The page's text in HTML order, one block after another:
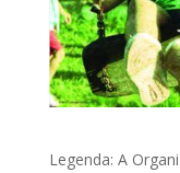
Legenda: A